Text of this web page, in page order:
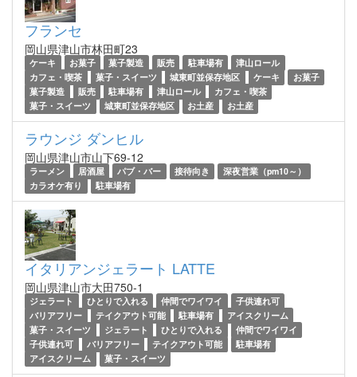
フランセ
岡山県津山市林田町23
ケーキ お菓子 菓子製造 販売 駐車場有
津山ロール
カフェ・喫茶
菓子・スイーツ 城東町並保存地区 ケーキ
お菓子
菓子製造
販売 駐車場有 津山ロール
カフェ・喫茶
菓子・スイーツ
城東町並保存地区 お土産 お土産
ラウンジ ダンヒル
岡山県津山市山下69-12
ラーメン 居酒屋 パブ・バー 接待向き
深夜営業（pm10～）
カラオケ有り
駐車場有
イタリアンジェラート LATTE
岡山県津山市大田750-1
ジェラート ひとりで入れる 仲間でワイワイ
子供連れ可
バリアフリー
テイクアウト可能 駐車場有
アイスクリーム
菓子・スイーツ
ジェラート ひとりで入れる
仲間でワイワイ
子供連れ可
バリアフリー テイクアウト可能
駐車場有
アイスクリーム
菓子・スイーツ